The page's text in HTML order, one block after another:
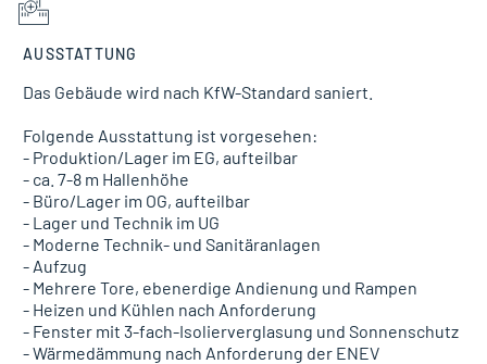
AUSSTATTUNG
Das Gebäude wird nach KfW-Standard saniert.
Folgende Ausstattung ist vorgesehen:
- Produktion/Lager im EG, aufteilbar
- ca. 7-8 m Hallenhöhe
- Büro/Lager im OG, aufteilbar
- Lager und Technik im UG
- Moderne Technik- und Sanitäranlagen
- Aufzug
- Mehrere Tore, ebenerdige Andienung und Rampen
- Heizen und Kühlen nach Anforderung
- Fenster mit 3-fach-Isolierverglasung und Sonnenschutz
- Wärmedämmung nach Anforderung der ENEV